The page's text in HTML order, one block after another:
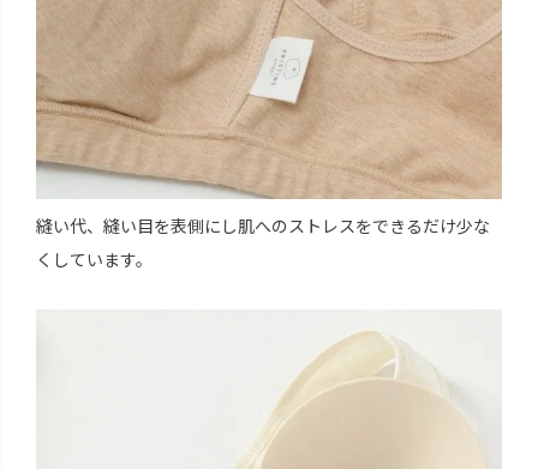
縫い代、縫い目を表側にし肌へのストレスをできるだけ少な
くしています。